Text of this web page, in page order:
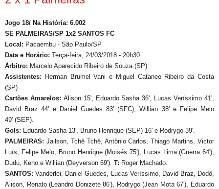
Jogo 18/ Na História: 6.002
SE PALMEIRAS/SP 1x2 SANTOS FC
Local: Pacaembu - São Paulo/SP
Data e Horário: Terça-feira, 24/03/2018 - 20h30
Árbitro: Marcelo Aparecido Ribeiro de Souza (SP)
Assistentes: Herman Brumel Vani e Miguel Cataneo Ribeiro da Costa
(SP)
Cartões Amarelos: Alison 15', Eduardo Sasha 36', Lucas Veríssimo 41',
David Braz 44' e Daniel Guedes 83' (SFC);Willian 38' e Felipe Melo
49' (SEP).
Gols: Eduardo Sasha 13', Bruno Henrique (SEP) 16' e Rodrygo 39'.
PALMEIRAS: Jailson, Tchê Tchê, Antônio Carlos, Thiago Martins, Victor
Luís, Felipe Melo, Bruno Henrique (Moisés 75'), Lucas Lima (Guerra 64'),
Dudu, Keno e Willian (Deyverson 69'). T: Roger Machado.
SANTOS: Vanderlei, Daniel Guedes, Lucas Veríssimo, David Braz, Dodô,
Alison, Renato (Leandro Donizete 86'), Rodrygo (Jean Mota 67'), Eduardo